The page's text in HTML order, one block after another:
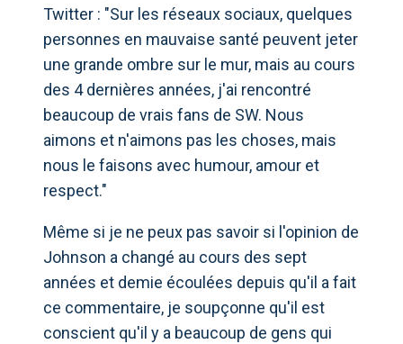
Twitter : "Sur les réseaux sociaux, quelques
personnes en mauvaise santé peuvent jeter
une grande ombre sur le mur, mais au cours
des 4 dernières années, j'ai rencontré
beaucoup de vrais fans de SW. Nous
aimons et n'aimons pas les choses, mais
nous le faisons avec humour, amour et
respect."
Même si je ne peux pas savoir si l'opinion de
Johnson a changé au cours des sept
années et demie écoulées depuis qu'il a fait
ce commentaire, je soupçonne qu'il est
conscient qu'il y a beaucoup de gens qui